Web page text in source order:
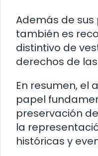
Además de sus
también es
distintivo de
derechos de
En resumen, el
papel
preservación
la
históricas y